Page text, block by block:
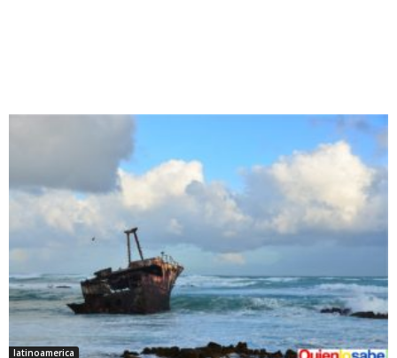
latinoamerica